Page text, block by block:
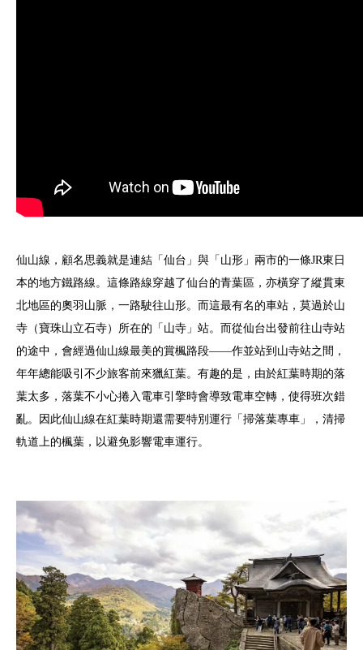
仙山線，顧名思義就是連結「仙台」與「山形」兩市的一條JR東日
本的地方鐵路線。這條路線穿越了仙台的青葉區，亦橫穿了縱貫東
北地區的奧羽山脈，一路駛往山形。而這最有名的車站，莫過於山
寺（寶珠山立石寺）所在的「山寺」站。而從仙台出發前往山寺站
的途中，會經過仙山線最美的賞楓路段——作並站到山寺站之間，
年年總能吸引不少旅客前來獵紅葉。有趣的是，由於紅葉時期的落
葉太多，落葉不小心捲入電車引擎時會導致電車空轉，使得班次錯
亂。因此仙山線在紅葉時期還需要特別運行「掃落葉專車」，清掃
軌道上的楓葉，以避免影響電車運行。